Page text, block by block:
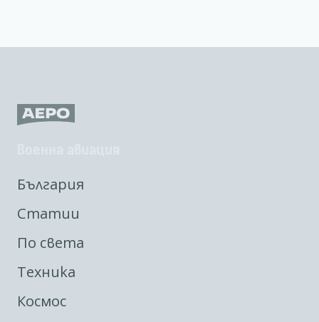
България
Статии
По света
Техника
Космос